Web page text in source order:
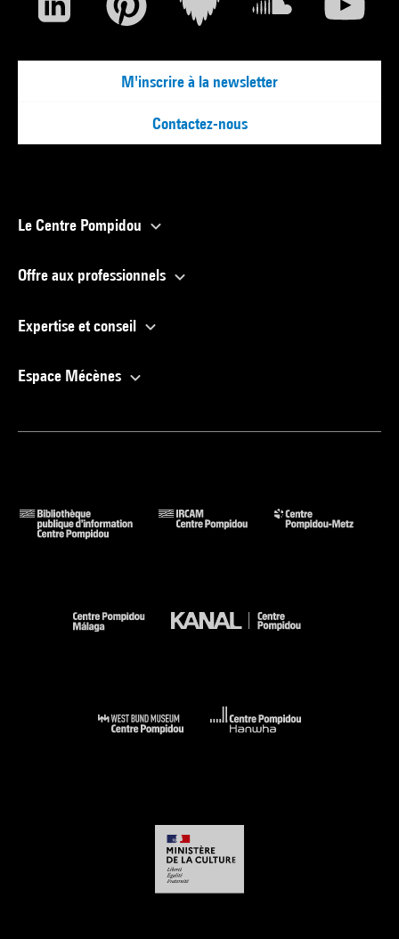
M'inscrire à la newsletter
Contactez-nous
Le Centre Pompidou
Offre aux professionnels
Expertise et conseil
Espace Mécènes